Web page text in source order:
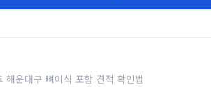
해운대구 뼈이식 포함 견적 확인법